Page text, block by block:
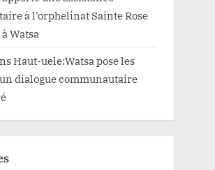
à l’orphelinat Sainte Rose
Watsa
Haut-uele:Watsa pose les
dialogue communautaire